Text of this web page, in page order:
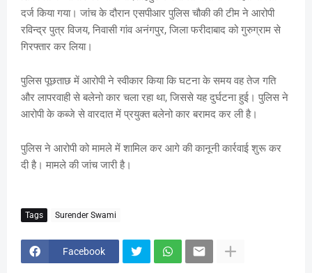
दर्ज किया गया। जांच के दौरान एसपीआर पुलिस चौकी की टीम ने आरोपी
रविन्द्र पुत्र विजय, निवासी गांव अनंगपुर, जिला फरीदाबाद को गुरुग्राम से
गिरफ्तार कर लिया।
पुलिस पूछताछ में आरोपी ने स्वीकार किया कि घटना के समय वह तेज गति
और लापरवाही से बलेनो कार चला रहा था, जिससे यह दुर्घटना हुई। पुलिस ने
आरोपी के कब्जे से वारदात में प्रयुक्त बलेनो कार बरामद कर ली है।
पुलिस ने आरोपी को मामले में शामिल कर आगे की कानूनी कार्रवाई शुरू कर
दी है। मामले की जांच जारी है।
Tags Surender Swami
Facebook